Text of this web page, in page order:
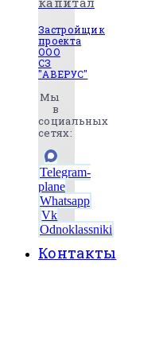
Застройщик
проекта
ООО
СЗ
"АВЕРУС"
Мы
в
социальных
сетях:
Telegram-
plane
Whatsapp
Vk
Odnoklassniki
Контакты